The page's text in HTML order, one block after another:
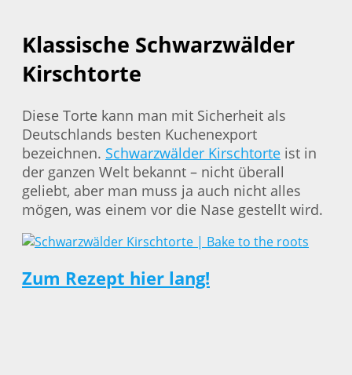
Klassische Schwarzwälder
Kirschtorte
Diese Torte kann man mit Sicherheit als
Deutschlands besten Kuchenexport
bezeichnen. Schwarzwälder Kirschtorte ist in
der ganzen Welt bekannt – nicht überall
geliebt, aber man muss ja auch nicht alles
mögen, was einem vor die Nase gestellt wird.
Zum Rezept hier lang!